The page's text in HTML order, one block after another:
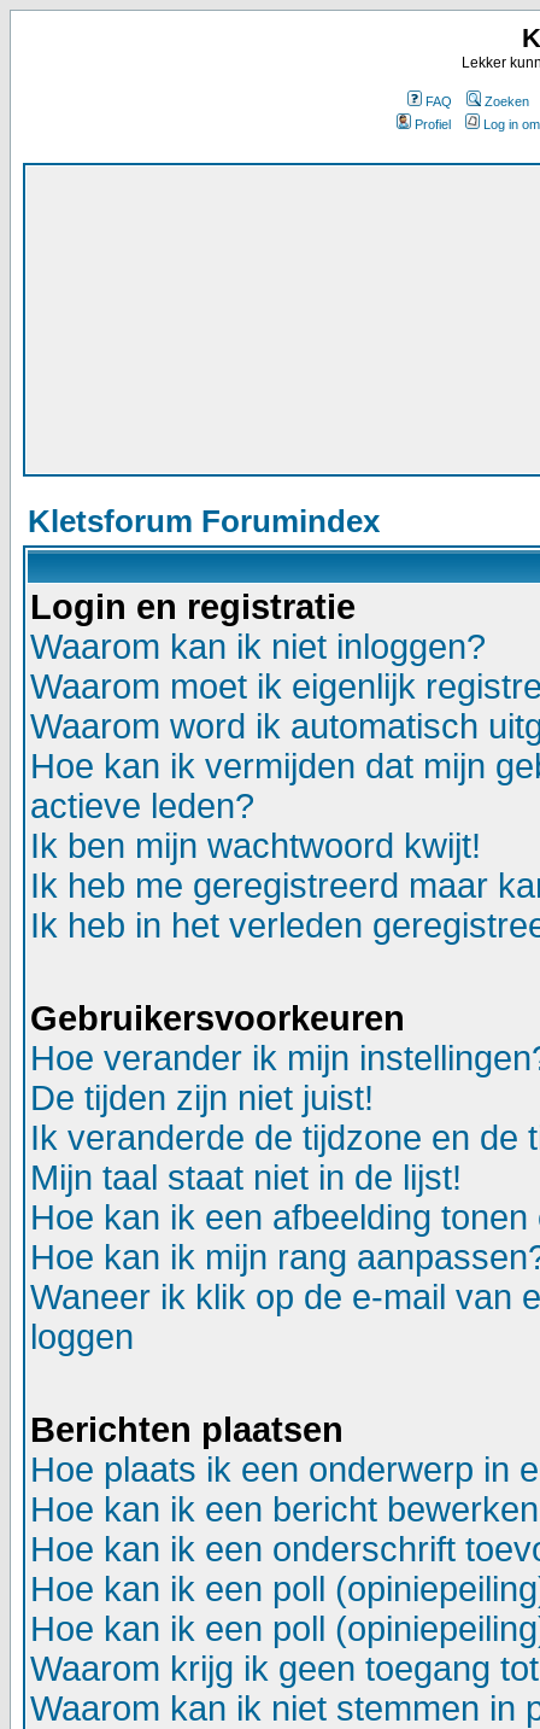
Lekker
FAQ
Zoeken
Profiel
Log in
Kletsforum Forumindex
Login en registratie
Waarom kan ik niet inloggen?
Waarom moet ik eigenlijk
Waarom word ik automatisch
Hoe kan ik vermijden dat mijn
actieve leden?
Ik ben mijn wachtwoord kwijt!
Ik heb me geregistreerd maar
Ik heb in het verleden
Gebruikersvoorkeuren
Hoe verander ik mijn
De tijden zijn niet juist!
Ik veranderde de tijdzone en de
Mijn taal staat niet in de lijst!
Hoe kan ik een afbeelding
Hoe kan ik mijn rang
Waneer ik klik op de e-mail van
loggen
Berichten plaatsen
Hoe plaats ik een onderwerp in
Hoe kan ik een bericht
Hoe kan ik een onderschrift
Hoe kan ik een poll
Hoe kan ik een poll
Waarom krijg ik geen toegang
Waarom kan ik niet stemmen in